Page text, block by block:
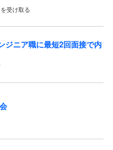
受け取る
ジニア職に最短2回面接で内